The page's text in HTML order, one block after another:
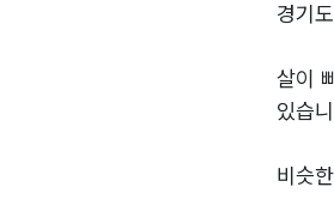
경기
살이
있습
비슷